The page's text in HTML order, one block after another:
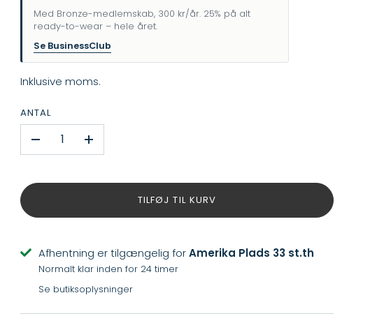
Med Bronze-medlemskab, 300 kr/år. 25% på alt
ready-to-wear – hele året.
Se BusinessClub
Inklusive moms.
ANTAL
+
TILFØJ TIL KURV
Afhentning er tilgængelig forAmerika Plads 33 st.th
Normalt klar inden for 24 timer
Se butiksoplysninger